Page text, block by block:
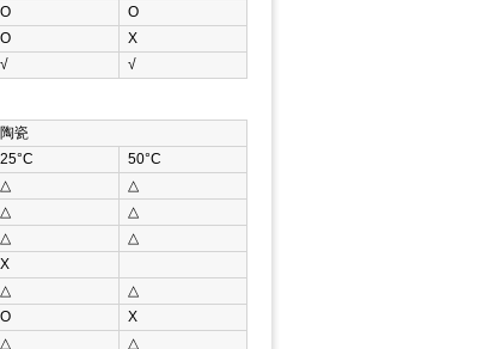
Ο
Ο
Ο
Χ
√ √
陶瓷
25°C
50°C
△
△
△
△
△
△
Χ
△
△
Ο
Χ
△
△